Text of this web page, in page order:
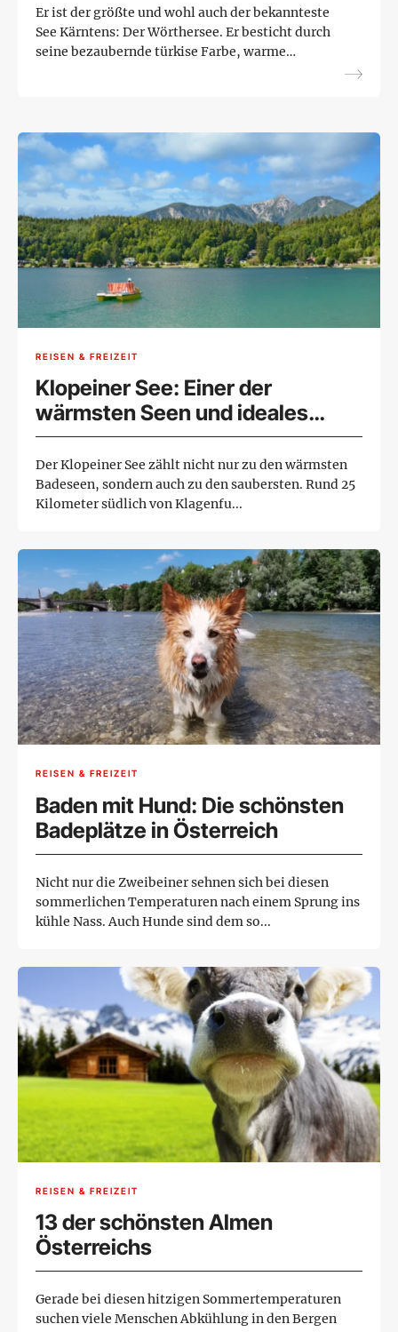
Er ist der größte und wohl auch der bekannteste
See Kärntens: Der Wörthersee. Er besticht durch
seine bezaubernde türkise Farbe, warme
REISEN & FREIZEIT
Klopeiner See: Einer der
wärmsten Seen und ideales
Familienparadies
Der Klopeiner See zählt nicht nur zu den wärmsten
Badeseen, sondern auch zu den saubersten. Rund 25
Kilometer südlich von Klagenfu...
REISEN & FREIZEIT
Baden mit Hund: Die schönsten
Badeplätze in Österreich
Nicht nur die Zweibeiner sehnen sich bei diesen
sommerlichen Temperaturen nach einem Sprung ins
kühle Nass. Auch Hunde sind dem so...
REISEN & FREIZEIT
13 der schönsten Almen
Österreichs
Gerade bei diesen hitzigen Sommertemperaturen
suchen viele Menschen Abkühlung in den Bergen